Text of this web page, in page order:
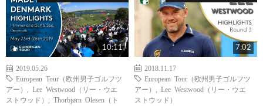
10:11
2019.05.26
European Tour（欧州男子ゴルフツ
アー）
Lee Westwood（リー・ウエ
ストウッド）
Thorbjørn Olesen（ト
7:02
2018.11.17
European Tour（欧州男子ゴルフツ
アー）
Lee Westwood（リー・ウエ
ストウッド）